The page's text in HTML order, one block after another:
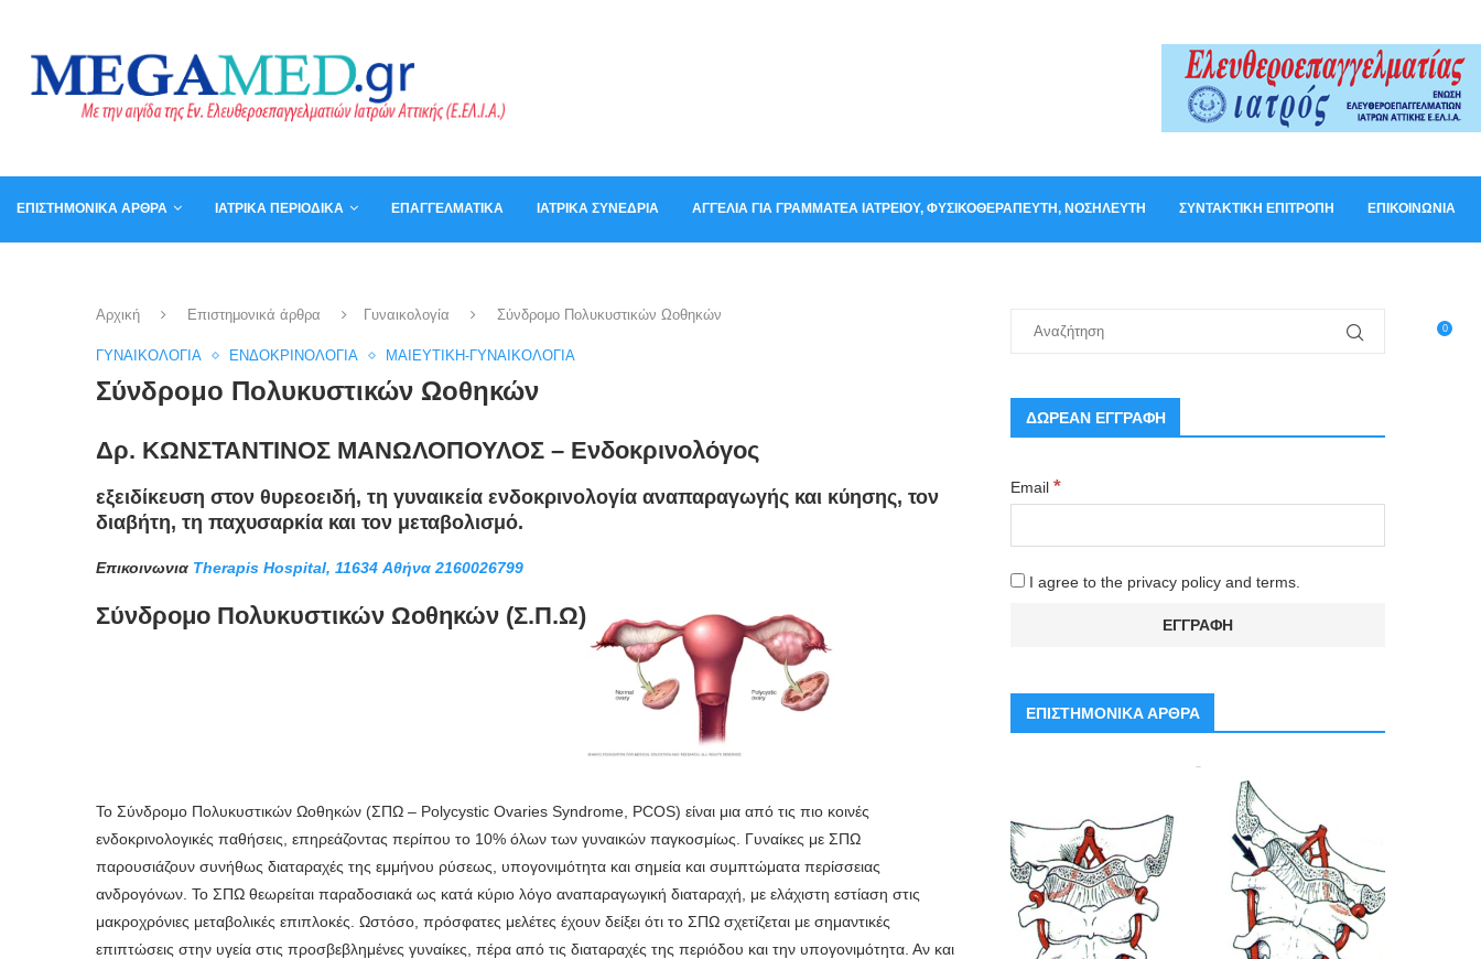
ΕΠΙΣΤΗΜΟΝΙΚΆ ΆΡΘΡΑ ΙΑΤΡΙΚΆ ΠΕΡΙΟΔΙΚΆ ΕΠΑΓΓΕΛΜΑΤΙΚΆ ΙΑΤΡΙΚΆ ΣΥΝΈΔΡΙΑ ΑΓΓΕΛΊΑ ΓΙΑ ΓΡΑΜΜΑΤΈΑ ΙΑΤΡΕΊΟΥ, ΦΥΣΙΚΟΘΕΡΑΠΕΥΤΉ, ΝΟΣΗΛΕΥΤΉ ΣΥΝΤΑΚΤΙΚΉ ΕΠΙΤΡΟΠΉ ΕΠΙΚΟΙΝΩΝΊΑ
0
Αρχική Επιστημονικά άρθρα Γυναικολογία Σύνδρομο Πολυκυστικών Ωοθηκών
ΓΥΝΑΙΚΟΛΟΓΊΑ ΕΝΔΟΚΡΙΝΟΛΟΓΊΑ ΜΑΙΕΥΤΙΚΉ-ΓΥΝΑΙΚΟΛΟΓΊΑ
Σύνδρομο Πολυκυστικών Ωοθηκών
Δρ. ΚΩΝΣΤΑΝΤΙΝΟΣ ΜΑΝΩΛΟΠΟΥΛΟΣ – Ενδοκρινολόγος
εξειδίκευση στον θυρεοειδή, τη γυναικεία ενδοκρινολογία αναπαραγωγής και κύησης, τον
διαβήτη, τη παχυσαρκία και τον μεταβολισμό.
Επικοινωνια Therapis Hospital, 11634 Αθήνα 2160026799
Σύνδρομο Πολυκυστικών Ωοθηκών (Σ.Π.Ω)
Το Σύνδρομο Πολυκυστικών Ωοθηκών (ΣΠΩ – Polycystic Ovaries Syndrome, PCOS) είναι μια από τις πιο κοινές
ενδοκρινολογικές παθήσεις, επηρεάζοντας περίπου το 10% όλων των γυναικών παγκοσμίως. Γυναίκες με ΣΠΩ
παρουσιάζουν συνήθως διαταραχές της εμμήνου ρύσεως, υπογονιμότητα και σημεία και συμπτώματα περίσσειας
ανδρογόνων. Το ΣΠΩ θεωρείται παραδοσιακά ως κατά κύριο λόγο αναπαραγωγική διαταραχή, με ελάχιστη εστίαση στις
μακροχρόνιες μεταβολικές επιπλοκές. Ωστόσο, πρόσφατες μελέτες έχουν δείξει ότι το ΣΠΩ σχετίζεται με σημαντικές
επιπτώσεις στην υγεία στις προσβεβλημένες γυναίκες, πέρα από τις διαταραχές της περιόδου και την υπογονιμότητα. Αν και
ΔΩΡΕΑΝ ΕΓΓΡΑΦΗ
Email *
I agree to the privacy policy and terms.
ΕΠΙΣΤΗΜΟΝΙΚΑ ΑΡΘΡΑ